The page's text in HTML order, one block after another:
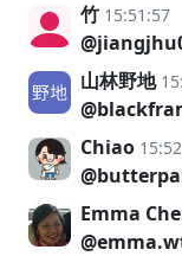
竹 15:51:57
山林野地
Chiao
Emma